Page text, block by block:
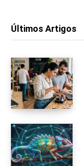
Últimos Artigos